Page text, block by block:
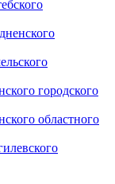
городского
областного